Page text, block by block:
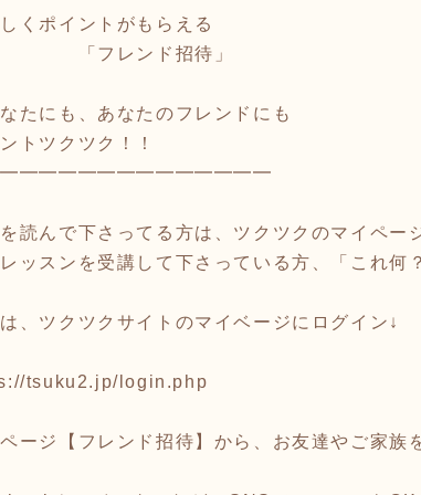
くポイントがもらえる
レンド招待」
たにも、あなたのフレンドにも
トツクツク！！
読んで下さってる方は、ツクツクのマイペー
ッスンを受講して下さっている方、「これ何
、ツクツクサイトのマイベージにログイン↓
tsuku2.jp/login.php
ージ【フレンド招待】から、お友達やご家族